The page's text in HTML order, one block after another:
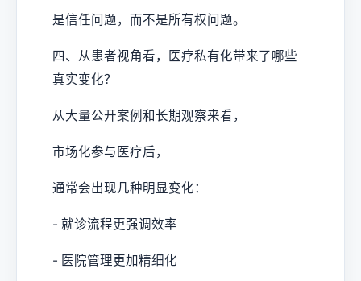
是信任问题，而不是所有权问题。
四、从患者视角看，医疗私有化带来了哪些
真实变化？
从大量公开案例和长期观察来看，
市场化参与医疗后，
通常会出现几种明显变化：
- 就诊流程更强调效率
- 医院管理更加精细化